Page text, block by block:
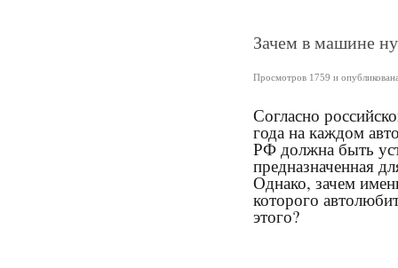
Зачем в машине
Просмотров 1759 и
Согласно
года на каждом
РФ должна быть
предназначенная
Однако, зачем
которого
этого?